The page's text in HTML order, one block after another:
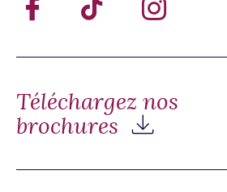
Téléchargez nos
brochures